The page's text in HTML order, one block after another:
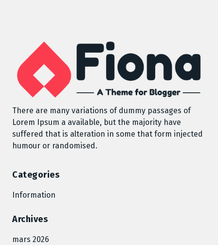
There are many variations of dummy passages of
Lorem Ipsum a available, but the majority have
suffered that is alteration in some that form injected
humour or randomised.
Categories
Information
Archives
mars 2026